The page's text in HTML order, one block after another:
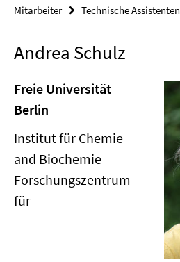
Mitarbeiter
Technische Assistenten
Andrea Schulz
Freie Universität
Berlin
Institut für Chemie
and Biochemie
Forschungszentrum
für